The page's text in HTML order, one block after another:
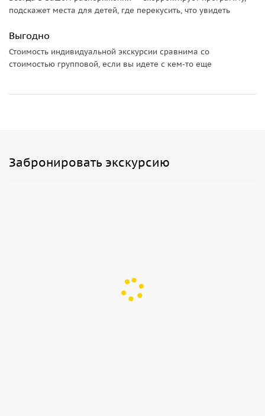
подскажет места для детей, где перекусить, что увидеть
Выгодно
Стоимость индивидуальной экскурсии сравнима со
стоимостью групповой, если вы идете с кем-то еще
Забронировать экскурсию